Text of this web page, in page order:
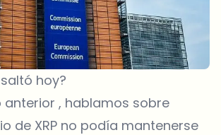
saltó hoy?
anterior , hablamos sobre
de XRP no podía mantenerse